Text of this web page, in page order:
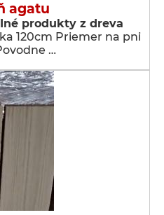
agatu
produkty z dreva
120cm Priemer na pni
…